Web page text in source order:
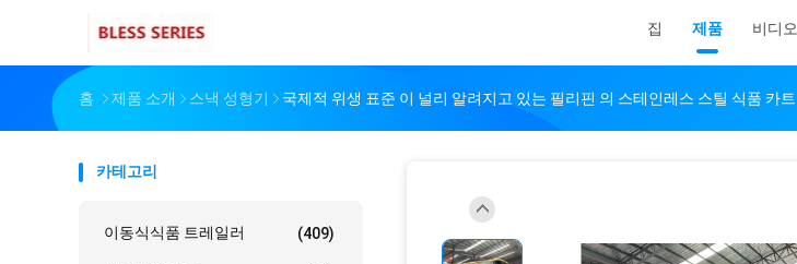
집 제품 비디오
홈 제품 소개 스낵 성형기 국제적 위생 표준 이 널리 알려지고 있는 필리핀 의 스테인레스 스틸 식품 카트
카테고리
이동식식품 트레일러 (409)